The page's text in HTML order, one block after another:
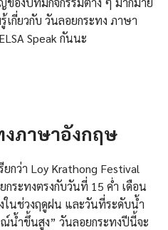
กี่ยวกับ วันลอยกระทง ภาษา
Speak กันนะ
ภาษาอังกฤษ
กว่า Loy Krathong Festival
ระทงตรงกับวันที่ 15 คํ่า เดือน
นช่วงฤดูฝน และวันที่ระดับน้ำ
น้ำขึ้นสูง” วันลอยกระทงปีนี้จะ